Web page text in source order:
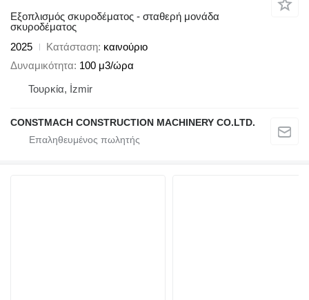
Εξοπλισμός σκυροδέματος - σταθερή μονάδα
σκυροδέματος
2025
Κατάσταση καινούριο
Δυναμικότητα 100 μ3/ώρα
Τουρκία, İzmir
CONSTMACH CONSTRUCTION MACHINERY CO.LTD.